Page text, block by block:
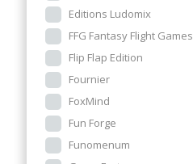
Editions Ludomix
FFG Fantasy Flight Games
Flip Flap Edition
Fournier
FoxMind
Fun Forge
Funomenum